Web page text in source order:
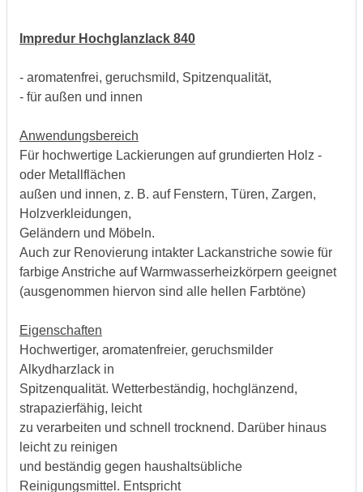
Impredur Hochglanzlack 840
- aromatenfrei, geruchsmild, Spitzenqualität,
- für außen und innen
Anwendungsbereich
Für hochwertige Lackierungen auf grundierten Holz -
oder Metallflächen
außen und innen, z. B. auf Fenstern, Türen, Zargen,
Holzverkleidungen,
Geländern und Möbeln.
Auch zur Renovierung intakter Lackanstriche sowie für
farbige Anstriche auf Warmwasserheizkörpern geeignet
(ausgenommen hiervon sind alle hellen Farbtöne)
Eigenschaften
Hochwertiger, aromatenfreier, geruchsmilder
Alkydharzlack in
Spitzenqualität. Wetterbeständig, hochglänzend,
strapazierfähig, leicht
zu verarbeiten und schnell trocknend. Darüber hinaus
leicht zu reinigen
und beständig gegen haushaltsübliche
Reinigungsmittel. Entspricht